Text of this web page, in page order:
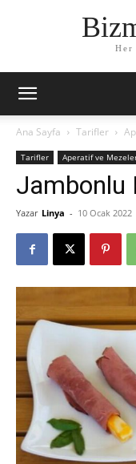
Her
Ana Sayfa Tarifler
Tarifler Aperatif ve
Jambonlu
Yazar Linya - 10 Ocak 2022